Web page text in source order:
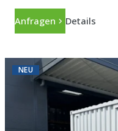
Anfragen Details
NEU